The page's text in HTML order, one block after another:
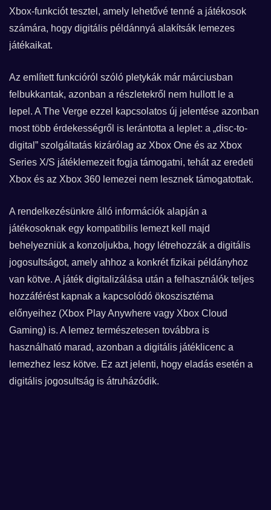
Xbox-funkciót tesztel, amely lehetővé tenné a játékosok
számára, hogy digitális példánnyá alakítsák lemezes
játékaikat.
Az említett funkcióról szóló pletykák már márciusban
felbukkantak, azonban a részletekről nem hullott le a
lepel. A The Verge ezzel kapcsolatos új jelentése azonban
most több érdekességről is lerántotta a leplet: a „disc-to-
digital” szolgáltatás kizárólag az Xbox One és az Xbox
Series X/S játéklemezeit fogja támogatni, tehát az eredeti
Xbox és az Xbox 360 lemezei nem lesznek támogatottak.
A rendelkezésünkre álló információk alapján a
játékosoknak egy kompatibilis lemezt kell majd
behelyezniük a konzoljukba, hogy létrehozzák a digitális
jogosultságot, amely ahhoz a konkrét fizikai példányhoz
van kötve. A játék digitalizálása után a felhasználók teljes
hozzáférést kapnak a kapcsolódó ökoszisztéma
előnyeihez (Xbox Play Anywhere vagy Xbox Cloud
Gaming) is. A lemez természetesen továbbra is
használható marad, azonban a digitális játéklicenc a
lemezhez lesz kötve. Ez azt jelenti, hogy eladás esetén a
digitális jogosultság is átruházódik.